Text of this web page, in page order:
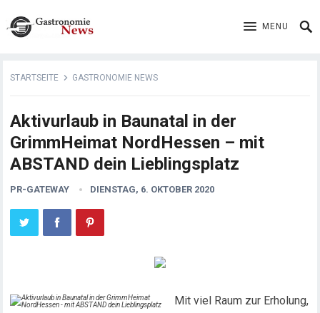
MENU
STARTSEITE GASTRONOMIE NEWS
Aktivurlaub in Baunatal in der
GrimmHeimat NordHessen – mit
ABSTAND dein Lieblingsplatz
PR-GATEWAY DIENSTAG, 6. OKTOBER 2020
Mit viel Raum zur Erholung,